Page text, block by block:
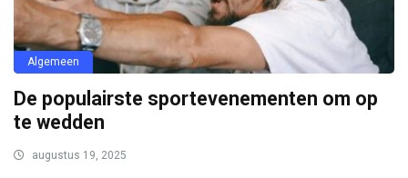
Algemeen
De populairste sportevenementen om op
te wedden
augustus 19, 2025